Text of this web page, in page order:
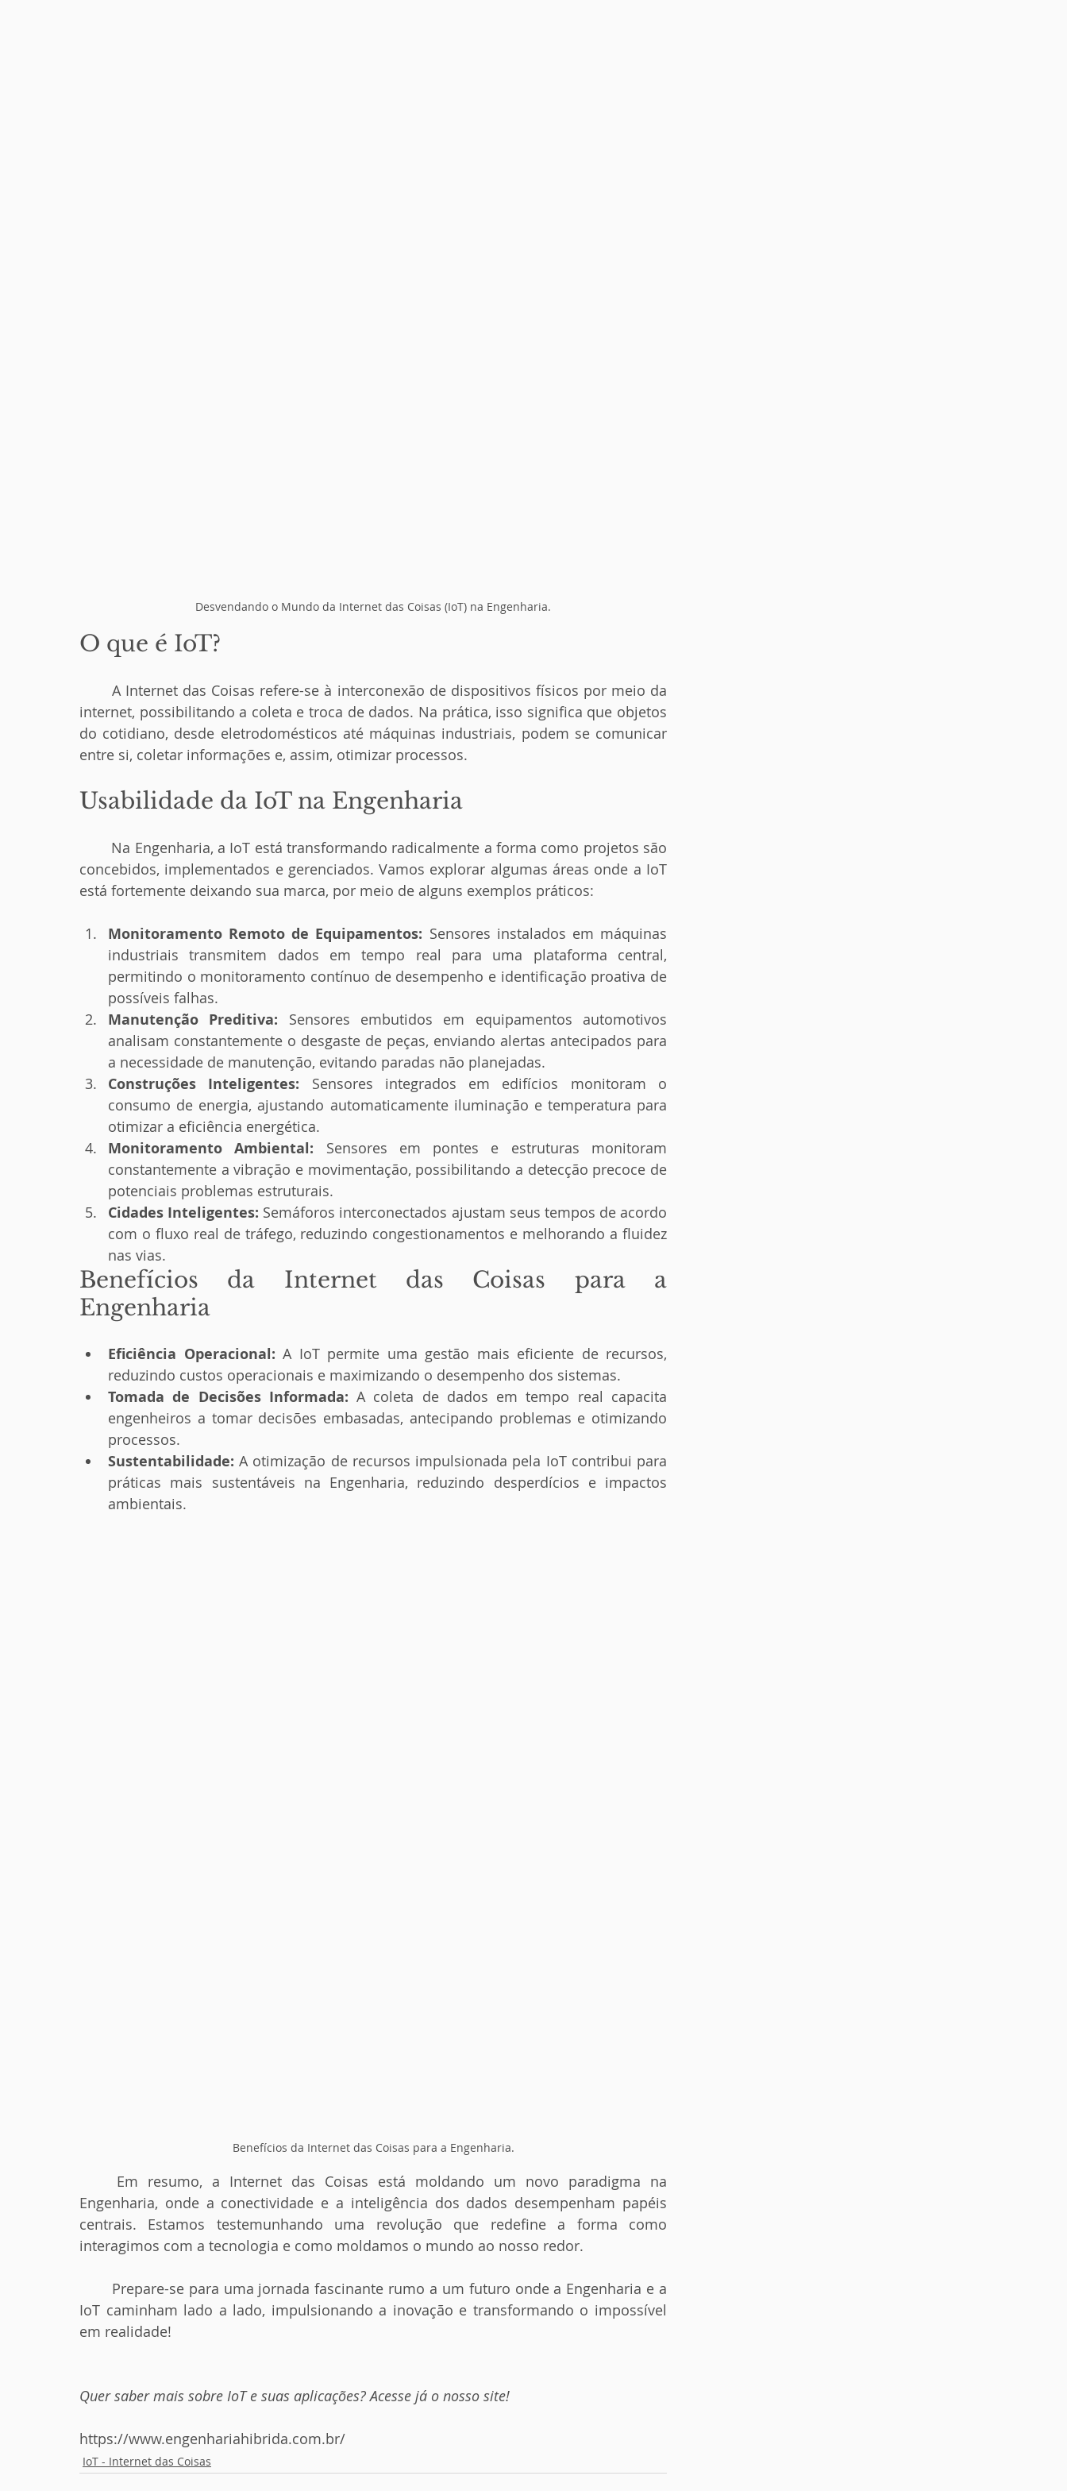
Desvendando o Mundo da Internet das Coisas (IoT) na Engenharia.
O que é IoT?
	A Internet das Coisas refere-se à interconexão de dispositivos físicos por meio da
internet, possibilitando a coleta e troca de dados. Na prática, isso significa que objetos
do cotidiano, desde eletrodomésticos até máquinas industriais, podem se comunicar
entre si, coletar informações e, assim, otimizar processos.
Usabilidade da IoT na Engenharia
concebidos, implementados e gerenciados. Vamos explorar algumas áreas onde a IoT
está fortemente deixando sua marca, por meio de alguns exemplos práticos:
Monitoramento Remoto de Equipamentos: Sensores instalados em máquinas
industriais transmitem dados em tempo real para uma plataforma central,
permitindo o monitoramento contínuo de desempenho e identificação proativa de
possíveis falhas.
Manutenção Preditiva: Sensores embutidos em equipamentos automotivos
analisam constantemente o desgaste de peças, enviando alertas antecipados para
a necessidade de manutenção, evitando paradas não planejadas.
Construções Inteligentes: Sensores integrados em edifícios monitoram o
consumo de energia, ajustando automaticamente iluminação e temperatura para
otimizar a eficiência energética.
Monitoramento Ambiental: Sensores em pontes e estruturas monitoram
constantemente a vibração e movimentação, possibilitando a detecção precoce de
potenciais problemas estruturais.
Cidades Inteligentes: Semáforos interconectados ajustam seus tempos de acordo
com o fluxo real de tráfego, reduzindo congestionamentos e melhorando a fluidez
nas vias.
Benefícios da Internet das Coisas para a
Engenharia
Eficiência Operacional: A IoT permite uma gestão mais eficiente de recursos,
reduzindo custos operacionais e maximizando o desempenho dos sistemas.
Tomada de Decisões Informada: A coleta de dados em tempo real capacita
engenheiros a tomar decisões embasadas, antecipando problemas e otimizando
processos.
Sustentabilidade: A otimização de recursos impulsionada pela IoT contribui para
práticas mais sustentáveis na Engenharia, reduzindo desperdícios e impactos
ambientais.
Benefícios da Internet das Coisas para a Engenharia.
Engenharia, onde a conectividade e a inteligência dos dados desempenham papéis
centrais. Estamos testemunhando uma revolução que redefine a forma como
interagimos com a tecnologia e como moldamos o mundo ao nosso redor.
IoT caminham lado a lado, impulsionando a inovação e transformando o impossível
em realidade!
Quer saber mais sobre IoT e suas aplicações? Acesse já o nosso site!
https://www.engenhariahibrida.com.br/
IoT - Internet das Coisas